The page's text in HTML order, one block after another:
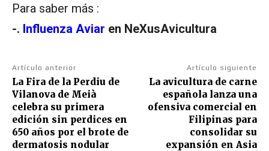
Para saber más :
-. Influenza Aviar en NeXusAvicultura
Artículo anterior
La Fira de la Perdiu de
Vilanova de Meià
celebra su primera
edición sin perdices en
650 años por el brote de
dermatosis nodular
Artículo siguiente
La avicultura de carne
española lanza una
ofensiva comercial en
Filipinas para
consolidar su
expansión en Asia